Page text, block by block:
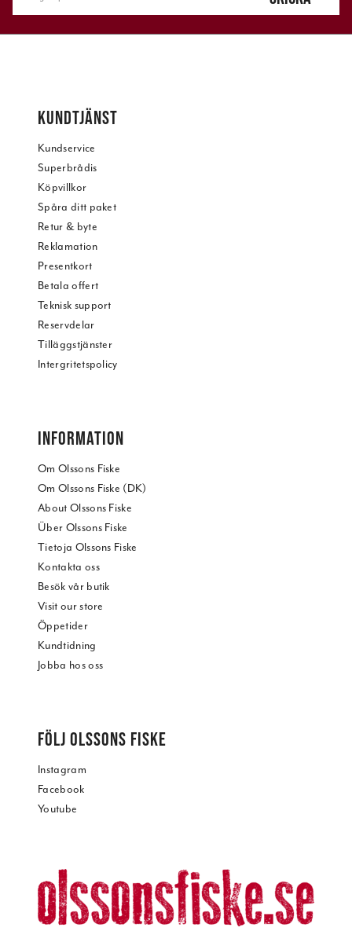
KUNDTJÄNST
Kundservice
Superbrådis
Köpvillkor
Spåra ditt paket
Retur & byte
Reklamation
Presentkort
Betala offert
Teknisk support
Reservdelar
Tilläggstjänster
Intergritetspolicy
INFORMATION
Om Olssons Fiske
Om Olssons Fiske (DK)
About Olssons Fiske
Über Olssons Fiske
Tietoja Olssons Fiske
Kontakta oss
Besök vår butik
Visit our store
Öppetider
Kundtidning
Jobba hos oss
FÖLJ OLSSONS FISKE
Instagram
Facebook
Youtube